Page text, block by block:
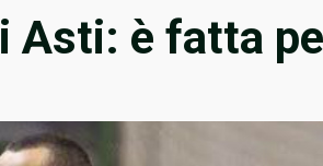
Asti: è fatta